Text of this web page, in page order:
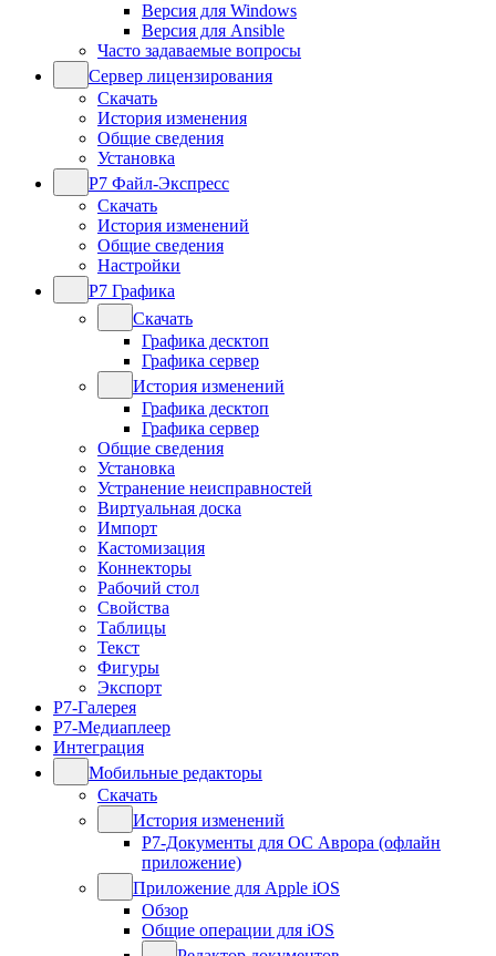
Версия для Windows
Версия для Ansible
Часто задаваемые вопросы
Сервер лицензирования
Скачать
История изменения
Общие сведения
Установка
Р7 Файл-Экспресс
Скачать
История изменений
Общие сведения
Настройки
Р7 Графика
Скачать
Графика десктоп
Графика сервер
История изменений
Графика десктоп
Графика сервер
Общие сведения
Установка
Устранение неисправностей
Виртуальная доска
Импорт
Кастомизация
Коннекторы
Рабочий стол
Свойства
Таблицы
Текст
Фигуры
Экспорт
Р7-Галерея
Р7-Медиаплеер
Интеграция
Мобильные редакторы
Скачать
История изменений
Р7-Документы для ОС Аврора (офлайн
приложение)
Приложение для Apple iOS
Обзор
Общие операции для iOS